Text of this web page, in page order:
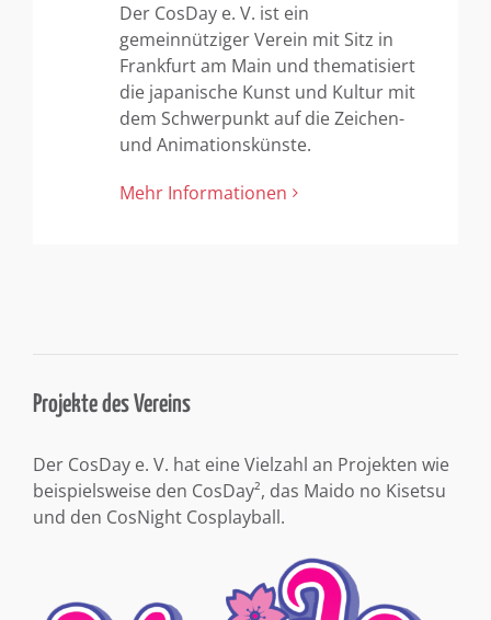
Der CosDay e. V. ist ein
gemeinnütziger Verein mit Sitz in
Frankfurt am Main und thematisiert
die japanische Kunst und Kultur mit
dem Schwerpunkt auf die Zeichen-
und Animationskünste.
Mehr Informationen
Projekte des Vereins
Der CosDay e. V. hat eine Vielzahl an Projekten wie
beispielsweise den CosDay², das Maido no Kisetsu
und den CosNight Cosplayball.